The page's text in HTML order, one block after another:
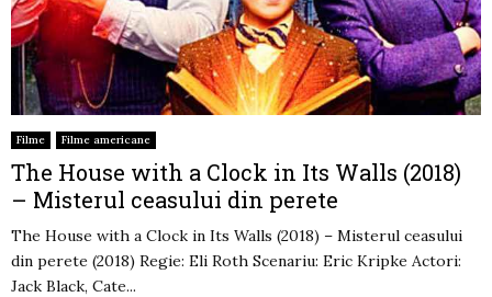
Filme Filme americane
The House with a Clock in Its Walls (2018)
– Misterul ceasului din perete
The House with a Clock in Its Walls (2018) – Misterul ceasului
din perete (2018) Regie: Eli Roth Scenariu: Eric Kripke Actori:
Jack Black, Cate...